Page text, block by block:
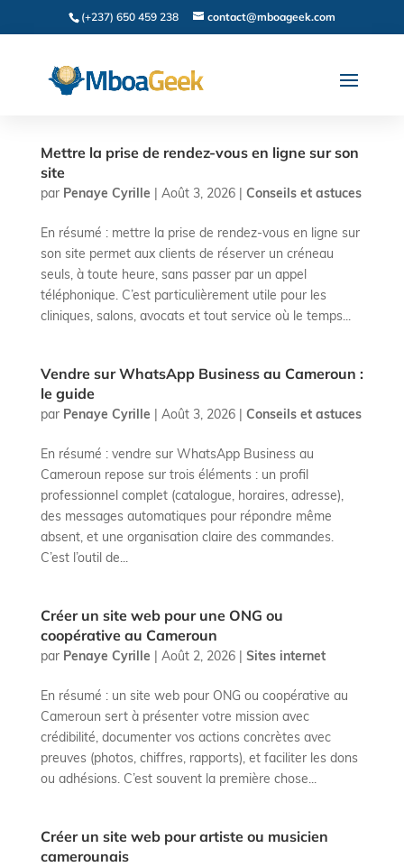
(+237) 650 459 238 contact@mboageek.com
Mettre la prise de rendez-vous en ligne sur son
site
par Penaye Cyrille | Août 3, 2026| Conseils et astuces
En résumé : mettre la prise de rendez-vous en ligne sur
son site permet aux clients de réserver un créneau
seuls, à toute heure, sans passer par un appel
téléphonique. C’est particulièrement utile pour les
cliniques, salons, avocats et tout service où le temps...
Vendre sur WhatsApp Business au Cameroun :
le guide
par Penaye Cyrille | Août 3, 2026| Conseils et astuces
En résumé : vendre sur WhatsApp Business au
Cameroun repose sur trois éléments : un profil
professionnel complet (catalogue, horaires, adresse),
des messages automatiques pour répondre même
absent, et une organisation claire des commandes.
C’est l’outil de...
Créer un site web pour une ONG ou
coopérative au Cameroun
par Penaye Cyrille | Août 2, 2026| Sites internet
En résumé : un site web pour ONG ou coopérative au
Cameroun sert à présenter votre mission avec
crédibilité, documenter vos actions concrètes avec
preuves (photos, chiffres, rapports), et faciliter les dons
ou adhésions. C’est souvent la première chose...
Créer un site web pour artiste ou musicien
camerounais